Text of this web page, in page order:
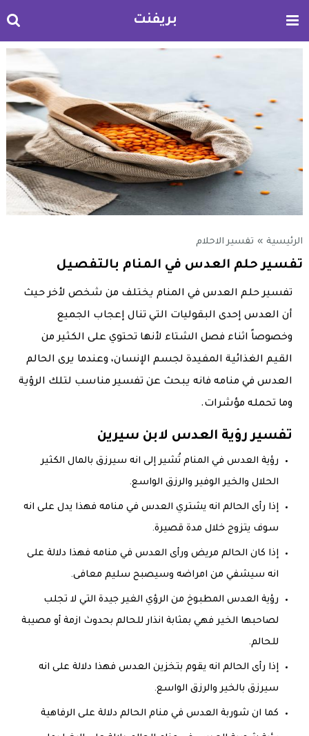
بريفنت
الرئيسية » تفسير الاحلام
تفسير حلم العدس في المنام بالتفصيل
تفسير حلم العدس في المنام يختلف من شخص لأخر حيث
أن العدس إحدى البقوليات التي تنال إعجاب الجميع
وخصوصاً اثناء فصل الشتاء لأنها تحتوي على الكثير من
القيم الغذائية المفيدة لجسم الإنسان، وعندما يرى الحالم
العدس في منامه فانه يبحث عن تفسير مناسب لتلك الرؤية
وما تحمله مؤشرات.
تفسير رؤية العدس لابن سيرين
رؤية العدس في المنام تُشير إلى انه سيرزق بالمال الكثير
الحلال والخير الوفير والرزق الواسع.
إذا رأى الحالم انه يشتري العدس في منامه فهذا يدل على انه
سوف يتزوج خلال مدة قصيرة.
إذا كان الحالم مريض ورأى العدس في منامه فهذا دلالة على
انه سيشفي من امراضه وسيصبح سليم معافى.
رؤية العدس المطبوخ من الرؤي الغير جيدة التي لا تجلب
لصاحبها الخير فهي بمثابة انذار للحالم بحدوث ازمة أو مصيبة
للحالم.
إذا رأى الحالم انه يقوم بتخزين العدس فهذا دلالة على انه
سيرزق بالخير والرزق الواسع.
كما ان شوربة العدس في منام الحالم دلالة على الرفاهية